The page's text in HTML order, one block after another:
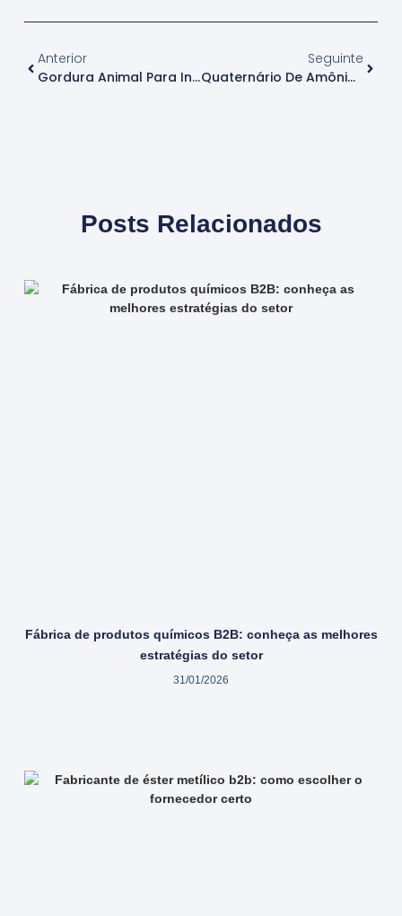
Anterior
Gordura Animal Para Indústrias Químicas: O Que Você Precisa Saber
Seguinte
Quaternário De Amônia Para Cosméticos: Benefícios E Aplicações
Posts Relacionados
Fábrica de produtos químicos B2B: conheça as melhores
estratégias do setor
31/01/2026